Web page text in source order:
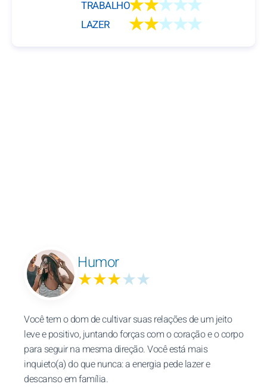
TRABALHO★★★★★
LAZER ★★★★★
Humor
★★★★★
Você tem o dom de cultivar suas relações de um jeito
leve e positivo, juntando forças com o coração e o corpo
para seguir na mesma direção. Você está mais
inquieto(a) do que nunca: a energia pede lazer e
descanso em família.